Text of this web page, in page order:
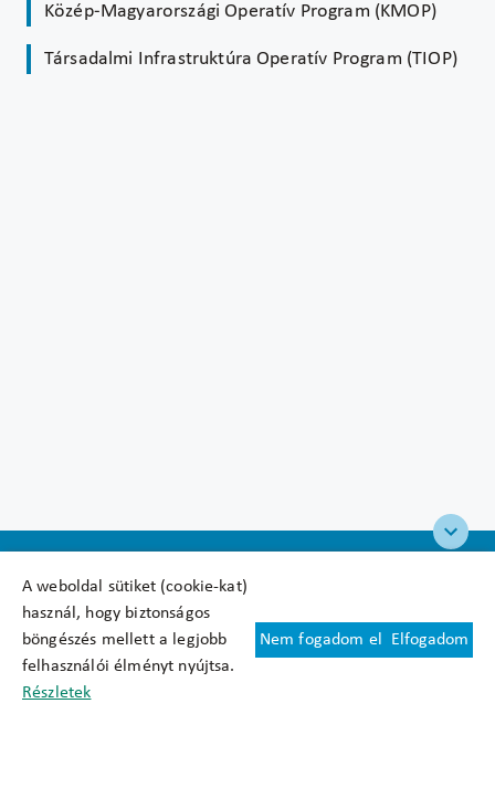
A weboldal sütiket (cookie-kat)
használ, hogy biztonságos
böngészés mellett a legjobb
felhasználói élményt nyújtsa.
Részletek
Nem fogadom el Elfogadom
Közép-Magyarországi Operatív Program (KMOP)
Társadalmi Infrastruktúra Operatív Program (TIOP)
Felhasználási feltételek